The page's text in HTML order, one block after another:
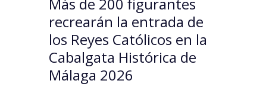
Más de 200 figurantes
recrearán la entrada de
los Reyes Católicos en la
Cabalgata Histórica de
Málaga 2026